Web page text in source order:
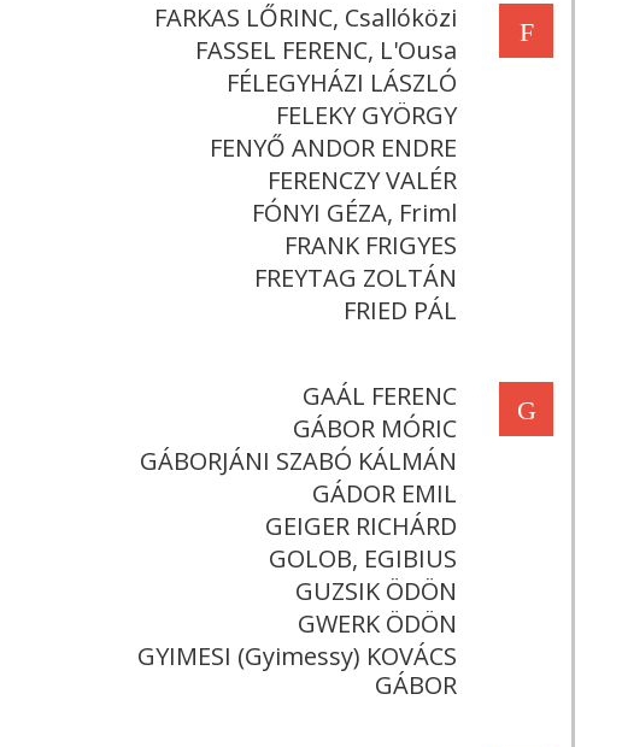
F
FARKAS LŐRINC, Csallóközi
FASSEL FERENC, L'Ousa
FÉLEGYHÁZI LÁSZLÓ
FELEKY GYÖRGY
FENYŐ ANDOR ENDRE
FERENCZY VALÉR
FÓNYI GÉZA, Friml
FRANK FRIGYES
FREYTAG ZOLTÁN
FRIED PÁL
G
GAÁL FERENC
GÁBOR MÓRIC
GÁBORJÁNI SZABÓ KÁLMÁN
GÁDOR EMIL
GEIGER RICHÁRD
GOLOB, EGIBIUS
GUZSIK ÖDÖN
GWERK ÖDÖN
GYIMESI (Gyimessy) KOVÁCS
GÁBOR